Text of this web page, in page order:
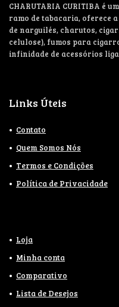
CHARUTARIA CURITIBA é
ramo de tabacaria, oferece
de narguilés, charutos,
celulose), fumos para
infinidade de acessórios
Links Úteis
Contato
Quem Somos Nós
Termos e Condições
Política de Privacidade
Loja
Minha conta
Comparativo
Lista de Desejos